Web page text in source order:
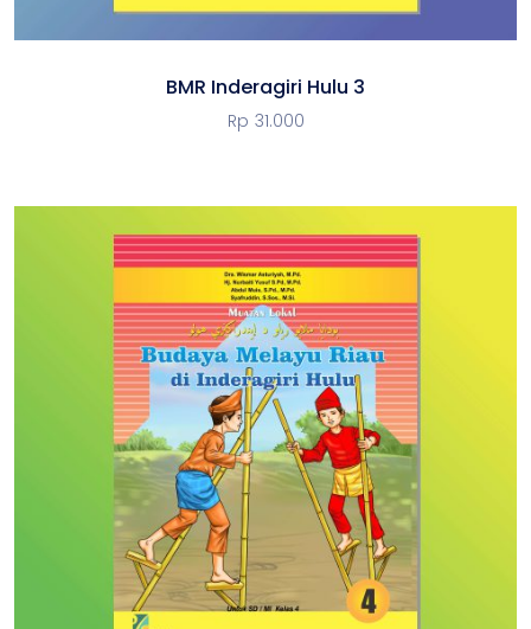
BMR Inderagiri Hulu 3
Rp 31.000